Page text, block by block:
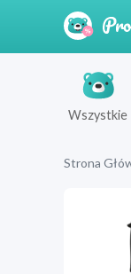
Wszystkie
Strona